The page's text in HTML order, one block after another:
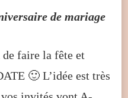
de mariage
faire la fête et
🙂 L’idée est très